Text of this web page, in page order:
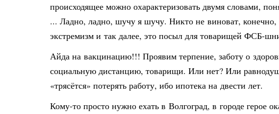
происходящее можно охарактеризовать двумя словами,
... Ладно, ладно, шучу я шучу. Никто не виноват, конечно,
экстремизм и так далее, это посыл для товарищей ФСБ-
Айда на вакцинацию!!! Проявим терпение, заботу о
социальную дистанцию, товарищи. Или нет? Или
«трясётся» потерять работу, ибо ипотека на двести лет.
Кому-то просто нужно ехать в Волгоград, в городе герое